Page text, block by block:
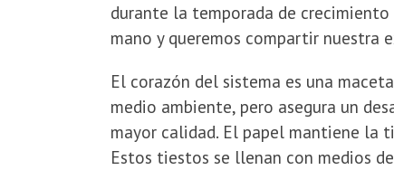
durante la temporada de crecimiento
mano y queremos compartir nuestra
El corazón del sistema es una
medio ambiente, pero asegura un
mayor calidad. El papel mantiene la
Estos tiestos se llenan con medios